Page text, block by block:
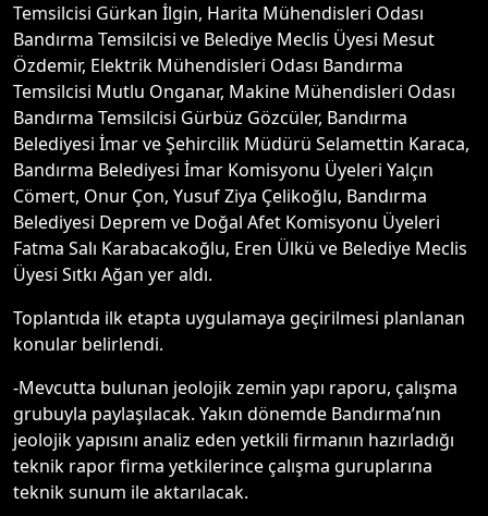
Temsilcisi Gürkan İlgin, Harita Mühendisleri Odası
Bandırma Temsilcisi ve Belediye Meclis Üyesi Mesut
Özdemir, Elektrik Mühendisleri Odası Bandırma
Temsilcisi Mutlu Onganar, Makine Mühendisleri Odası
Bandırma Temsilcisi Gürbüz Gözcüler, Bandırma
Belediyesi İmar ve Şehircilik Müdürü Selamettin Karaca,
Bandırma Belediyesi İmar Komisyonu Üyeleri Yalçın
Cömert, Onur Çon, Yusuf Ziya Çelikoğlu, Bandırma
Belediyesi Deprem ve Doğal Afet Komisyonu Üyeleri
Fatma Salı Karabacakoğlu, Eren Ülkü ve Belediye Meclis
Üyesi Sıtkı Ağan yer aldı.
Toplantıda ilk etapta uygulamaya geçirilmesi planlanan
konular belirlendi.
-Mevcutta bulunan jeolojik zemin yapı raporu, çalışma
grubuyla paylaşılacak. Yakın dönemde Bandırma’nın
jeolojik yapısını analiz eden yetkili firmanın hazırladığı
teknik rapor firma yetkilerince çalışma guruplarına
teknik sunum ile aktarılacak.